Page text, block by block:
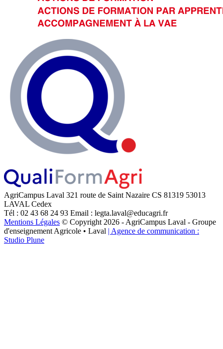
AgriCampus Laval 321 route de Saint Nazaire CS 81319 53013
LAVAL Cedex
Tél : 02 43 68 24 93 Email : legta.laval@educagri.fr
Mentions Légales © Copyright 2026 - AgriCampus Laval - Groupe
d'enseignement Agricole • Laval | Agence de communication :
Studio Plune